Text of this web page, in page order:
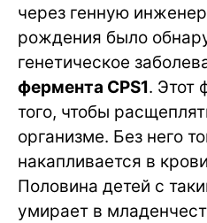
через генную
рождения было
генетическое
фермента CPS1. Этот
того, чтобы
организме. Без него
накапливается в
Половина детей с
умирает в